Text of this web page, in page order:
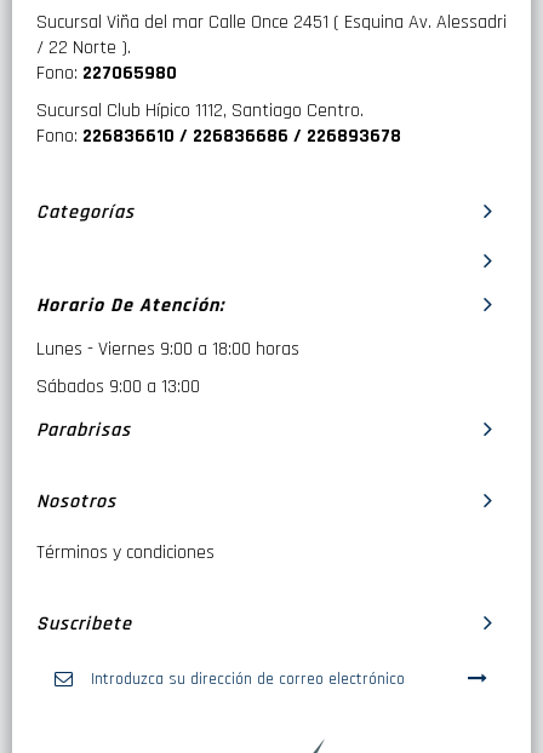
Sucursal Viña del mar Calle Once 2451 ( Esquina Av. Alessadri
/ 22 Norte ).
Fono: 227065980
Sucursal Club Hípico 1112, Santiago Centro.
Fono: 226836610 / 226836686 / 226893678
Categorías
Horario De Atención:
Lunes - Viernes 9:00 a 18:00 horas
Sábados 9:00 a 13:00
Parabrisas
Nosotros
Términos y condiciones
Suscribete